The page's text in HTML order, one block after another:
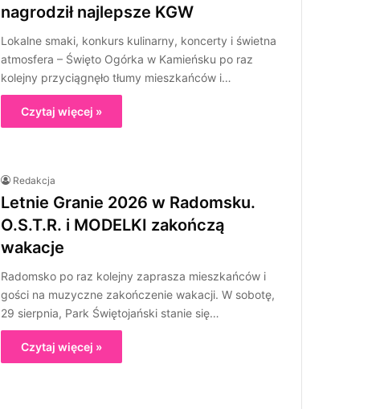
nagrodził najlepsze KGW
Lokalne smaki, konkurs kulinarny, koncerty i świetna
atmosfera – Święto Ogórka w Kamieńsku po raz
kolejny przyciągnęło tłumy mieszkańców i…
Czytaj więcej »
Redakcja
Letnie Granie 2026 w Radomsku.
O.S.T.R. i MODELKI zakończą
wakacje
Radomsko po raz kolejny zaprasza mieszkańców i
gości na muzyczne zakończenie wakacji. W sobotę,
29 sierpnia, Park Świętojański stanie się…
Czytaj więcej »